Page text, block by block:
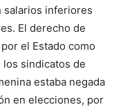
salarios inferiores
El derecho de
el Estado como
sindicatos de
estaba negada
en elecciones, por